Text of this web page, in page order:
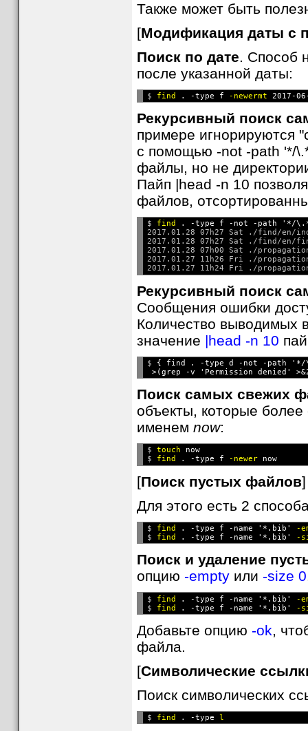
Также может быть
[Модификация даты с
Поиск по дате .
после указанной даты:
$ find . -type f -newermt
Рекурсивный поиск
примере игнорируются
с помощью -not -path '*/
файлы, но не
Пайп |head -n 10
файлов,
$ find
. -type f -not -path '*/\.*' -
2017.01.28 07h27 Sat ./find/en/
2017.01.28 07h27 Sat ./find/en/
2017.01.28 07h00 Sat ./
2017.01.27 11h26 Fri ./
Рекурсивный поиск
Сообщения ошибки
Количество выводимых
значение |head -n 10
$ { find . -type d -not -path '*/\.*' -
Поиск самых свежих
объекты, которые
именем now:
$ touch
now
$ find . -type f -newer
[Поиск пустых файлов]
Для этого есть 2
$ find . -type f -name '*.bib' -
$ find . -type f -name '*.bib'
Поиск и удаление
опцию -empty или -size 0
$ find . -type f -name '*.bib' -
$ find . -type f -name '*.bib'
Добавьте опцию -ok,
файла.
[Символические
Поиск символических
$ find . -type